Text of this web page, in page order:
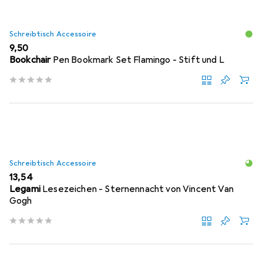
Schreibtisch Accessoire
EUR
9,50
Bookchair Pen Bookmark Set Flamingo - Stift und L
Schreibtisch Accessoire
EUR
13,54
Legami Lesezeichen - Sternennacht von Vincent Van
Gogh